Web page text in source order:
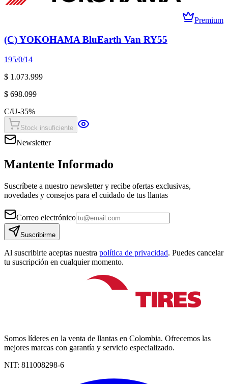
Premium
(C) YOKOHAMA BluEarth Van RY55
195/0/14
$ 1.073.999
$ 698.099
C/U-35%
Stock insuficiente
Newsletter
Mantente Informado
Suscríbete a nuestro newsletter y recibe ofertas exclusivas,
novedades y consejos para el cuidado de tus llantas
Correo electrónico
Suscribirme
Al suscribirte aceptas nuestra política de privacidad. Puedes cancelar
tu suscripción en cualquier momento.
Somos líderes en la venta de llantas en Colombia. Ofrecemos las
mejores marcas con garantía y servicio especializado.
NIT: 811008298-6